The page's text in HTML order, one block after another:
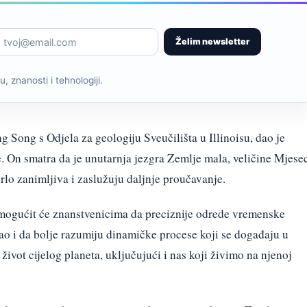
Želim newsletter
znanosti i tehnologiji.
Song s Odjela za geologiju Sveučilišta u Illinoisu, dao je
smatra da je unutarnja jezgra Zemlje mala, veličine
zanimljiva i zaslužuju daljnje proučavanje.
će znanstvenicima da preciznije odrede vremenske
i da bolje razumiju dinamičke procese koji se događaju u
cijelog planeta, uključujući i nas koji živimo na njenoj